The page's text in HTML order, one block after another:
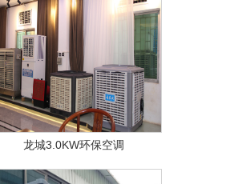
龙城3.0KW环保空调